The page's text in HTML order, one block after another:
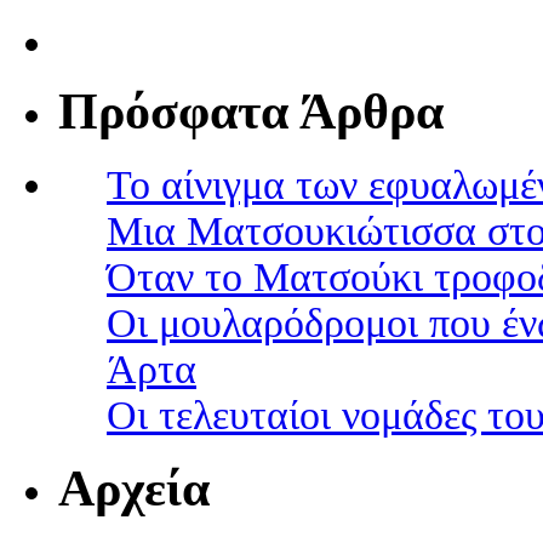
Πρόσφατα Άρθρα
Το αίνιγμα των
Μια Ματσουκιώτισσα
Όταν το Ματσούκι
Οι μουλαρόδρομοι που
Άρτα
Οι τελευταίοι νομάδες
Αρχεία